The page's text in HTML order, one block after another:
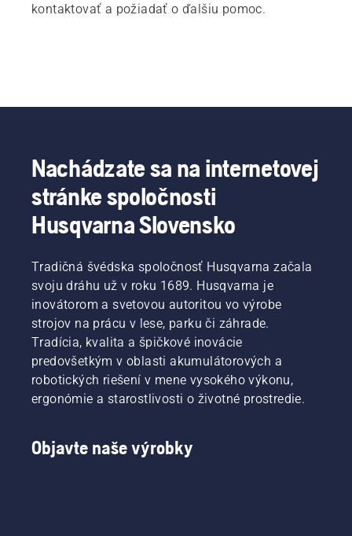
kontaktovať a požiadať o ďalšiu pomoc.
Nachádzate sa na internetovej
stránke spoločnosti
Husqvarna Slovensko
Tradičná švédska spoločnosť Husqvarna začala
svoju dráhu už v roku 1689. Husqvarna je
inovátorom a svetovou autoritou vo výrobe
strojov na prácu v lese, parku či záhrade.
Tradícia, kvalita a špičkové inovácie
predovšetkým v oblasti akumulátorových a
robotických riešení v mene vysokého výkonu,
ergonómie a starostlivosti o životné prostredie.
Objavte naše výrobky